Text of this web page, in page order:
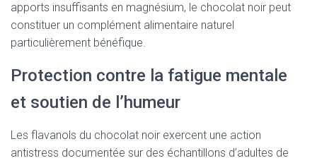
apports insuffisants en magnésium, le chocolat noir peut
constituer un complément alimentaire naturel
particulièrement bénéfique.
Protection contre la fatigue mentale
et soutien de l’humeur
Les flavanols du chocolat noir exercent une action
antistress documentée sur des échantillons d’adultes de